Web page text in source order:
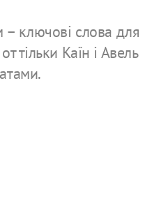
– ключові слова для
тільки Каїн і Авель